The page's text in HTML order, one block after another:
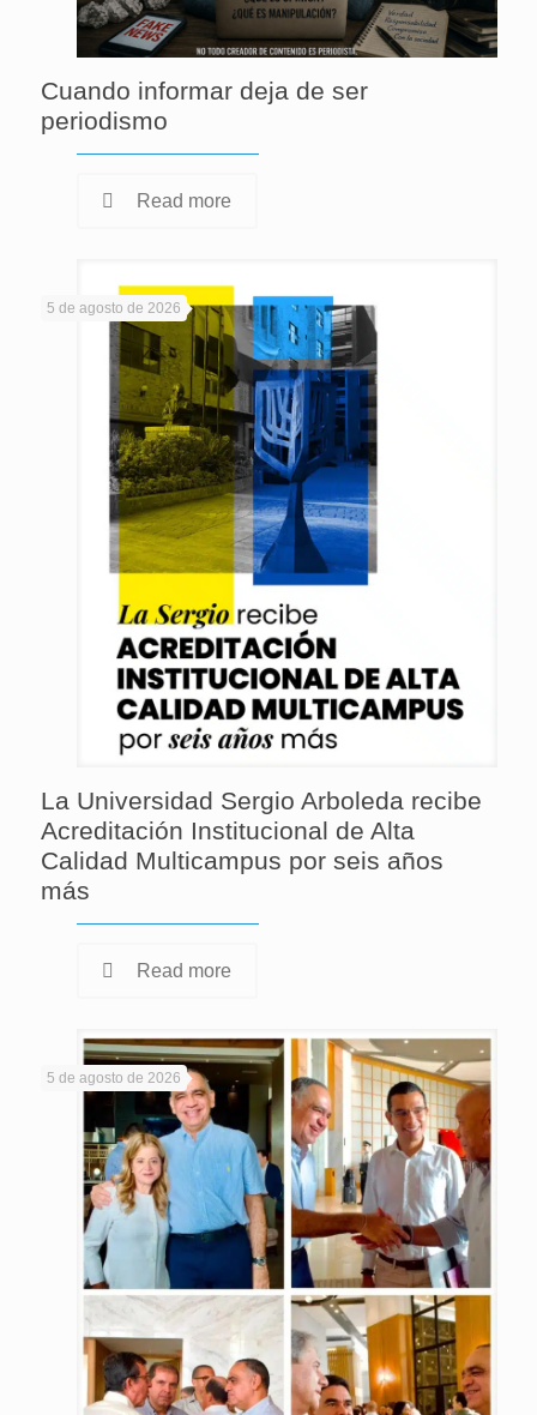
Cuando informar deja de ser
periodismo
Read more
5 de agosto de 2026
La Universidad Sergio Arboleda recibe
Acreditación Institucional de Alta
Calidad Multicampus por seis años
más
Read more
5 de agosto de 2026